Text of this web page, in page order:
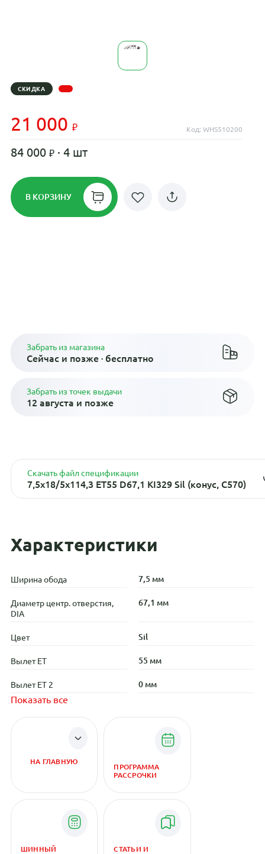
СКИДКА
21 000 Код: WHS510200
84 000 · 4 шт
В КОРЗИНУ
Забрать из магазина
Сейчас и позже · бесплатно
Забрать из точек выдачи
12 августа и позже
Скачать файл спецификации
7,5x18/5x114,3 ET55 D67,1 KI329 Sil (конус, C570)
Характеристики
Ширина обода 7,5 мм
Диаметр центр. отверстия,
DIA
67,1 мм
Цвет Sil
Вылет ET 55 мм
Вылет ET 2 0 мм
Показать все
НА ГЛАВНУЮ
ПРОГРАММА
РАССРОЧКИ
ШИННЫЙ
СТАТЬИ И